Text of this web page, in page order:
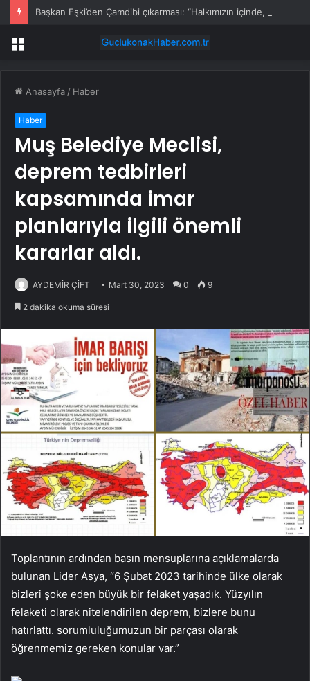
Menü
Anasayfa / Haber
Haber
Muş Belediye Meclisi,
deprem tedbirleri
kapsamında imar
planlarıyla ilgili önemli
kararlar aldı.
AYDEMİR ÇİFT Mart 30, 2023 0 9
2 dakika okuma süresi
Toplantının ardından basın mensuplarına açıklamalarda
bulunan Lider Asya, “6 Şubat 2023 tarihinde ülke olarak
bizleri şoke eden büyük bir felaket yaşadık. Yüzyılın
felaketi olarak nitelendirilen deprem, bizlere bunu
hatırlattı. sorumluluğumuzun bir parçası olarak
öğrenmemiz gereken konular var.”